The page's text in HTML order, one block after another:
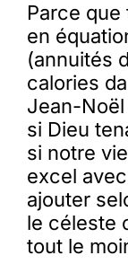
La
Parce
en
(annuités
calories
Jean-Noël
si Dieu
si notre
excel
ajouter
le céleste
tout le